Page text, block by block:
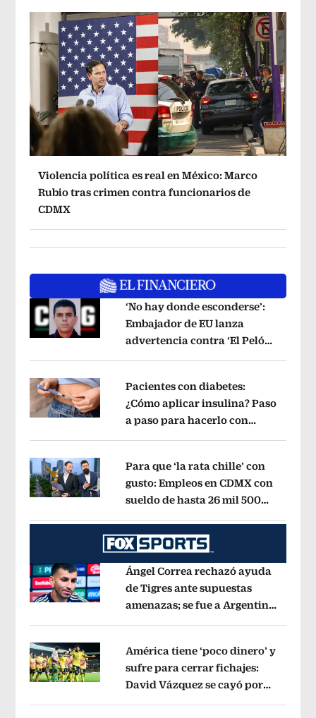
Violencia política es real en México: Marco
Rubio tras crimen contra funcionarios de
CDMX
Opens in new window
‘No hay donde esconderse’:
Embajador de EU lanza
advertencia contra ‘El Pelón’,
Opens in new window
Pacientes con diabetes:
¿Cómo aplicar insulina? Paso
a paso para hacerlo con
Opens in new window
Para que ‘la rata chille’ con
gusto: Empleos en CDMX con
sueldo de hasta 26 mil 500
Opens in new window
Ángel Correa rechazó ayuda
de Tigres ante supuestas
amenazas; se fue a Argentina
Opens in new window
América tiene ‘poco dinero’ y
sufre para cerrar fichajes:
David Vázquez se cayó por